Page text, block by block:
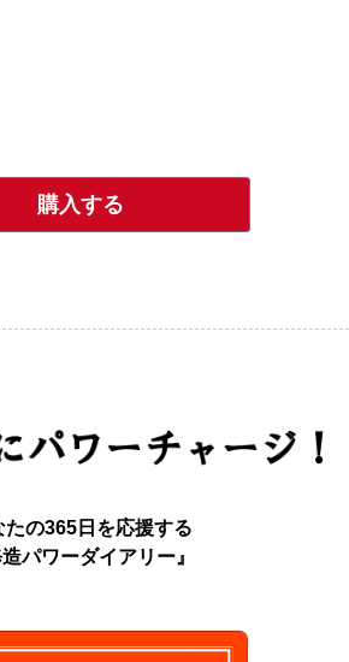
購入する
たの365日を応援する
造パワーダイアリー』